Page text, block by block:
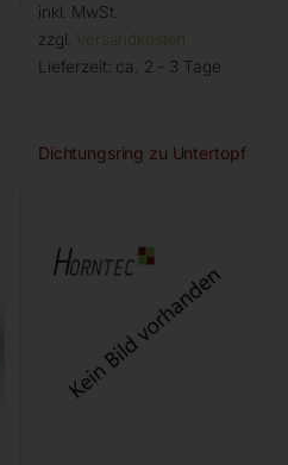
inkl. MwSt.
zzgl. Versandkosten
Lieferzeit: ca. 2 - 3 Tage
Dichtungsring zu Untertopf